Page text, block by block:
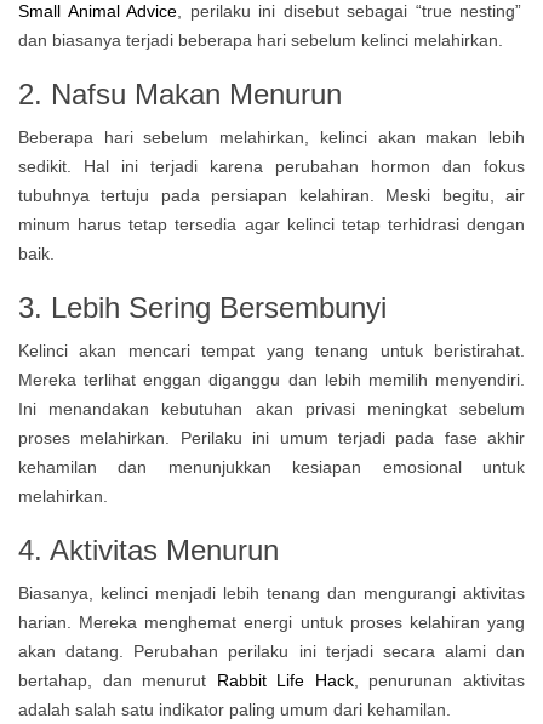
Small Animal Advice , perilaku ini disebut sebagai “true nesting”
dan biasanya terjadi beberapa hari sebelum kelinci melahirkan.
2. Nafsu Makan Menurun
Beberapa hari sebelum melahirkan, kelinci akan makan lebih
sedikit. Hal ini terjadi karena perubahan hormon dan fokus
tubuhnya tertuju pada persiapan kelahiran. Meski begitu, air
minum harus tetap tersedia agar kelinci tetap terhidrasi dengan
baik.
3. Lebih Sering Bersembunyi
Kelinci akan mencari tempat yang tenang untuk beristirahat.
Mereka terlihat enggan diganggu dan lebih memilih menyendiri.
Ini menandakan kebutuhan akan privasi meningkat sebelum
proses melahirkan. Perilaku ini umum terjadi pada fase akhir
kehamilan dan menunjukkan kesiapan emosional untuk
melahirkan.
4. Aktivitas Menurun
Biasanya, kelinci menjadi lebih tenang dan mengurangi aktivitas
harian. Mereka menghemat energi untuk proses kelahiran yang
akan datang. Perubahan perilaku ini terjadi secara alami dan
bertahap, dan menurut
Rabbit Life Hack, penurunan aktivitas
adalah salah satu indikator paling umum dari kehamilan.